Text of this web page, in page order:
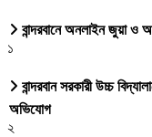
বান্দরবানে অনলাইন জুয়া ও
১
বান্দরবান সরকারী উচ্চ
অভিযোগ
২